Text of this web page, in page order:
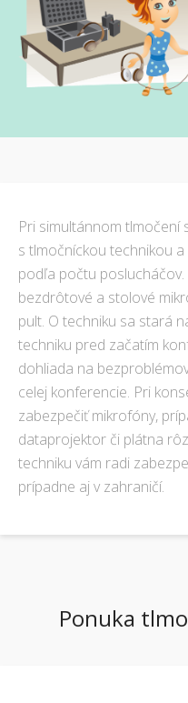
Pri simultánnom tlmočení
s tlmočníckou technikou
podľa počtu
bezdrôtové a stolové
pult. O techniku sa stará
techniku pred začatím
dohliada na
celej konferencie. Pri
zabezpečiť mikrofóny,
dataprojektor či plátna
techniku vám radi
prípadne aj v zahraničí.
Ponuka